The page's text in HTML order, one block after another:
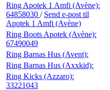
Ring Apotek 1 Amfi (Avène):
64858030 / Send e-post til
Apotek 1 Amfi (Avène)
Ring Boots Apotek (Avène):
67490049
Ring Barnas Hus (Avent):
Ring Barnas Hus (Axxkid):
Ring Kicks (Azzaro):
33221043